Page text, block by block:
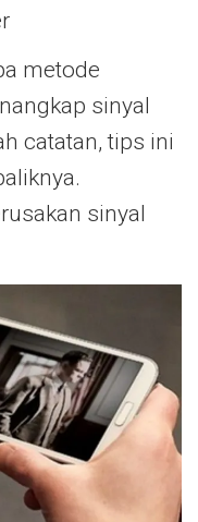
metode
sinyal
catatan, tips ini
sinyal